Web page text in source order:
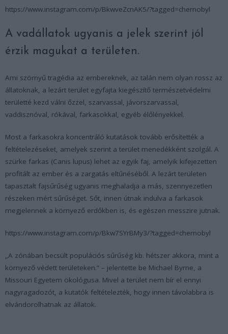
https://www.instagram.com/p/BkwveZcnAK5/?tagged=chernobyl
A vadállatok ugyanis a jelek szerint jól
érzik magukat a területen.
Ami szörnyű tragédia az embereknek, az talán nem olyan rossz az
állatoknak, a lezárt terület egyfajta kiegészítő természetvédelmi
területté kezd válni őzzel, szarvassal, jávorszarvassal,
vaddisznóval, rókával, farkasokkal, egyéb élőlényekkel.
Most a farkasokra koncentráló kutatások tovább erősítették a
feltételezéseket, amelyek szerint a terület menedékként szolgál. A
szürke farkas (Canis lupus) lehet az egyik faj, amelyik kifejezetten
profitált az ember és a zargatás eltűnéséből. A lezárt területen
tapasztalt fajsűrűség ugyanis meghaladja a más, szennyezetlen
részeken mért sűrűséget. Sőt, innen útnak indulva a farkasok
megjelennek a környező erdőkben is, és egészen messzire jutnak.
https://www.instagram.com/p/Bkw7SYrBMy3/?tagged=chernobyl
„A zónában becsült populációs sűrűség kb. hétszer akkora, mint a
környező védett területeken.” – jelentette be Michael Byrne, a
Missouri Egyetem ökológusa. Mivel a terület nem bír el ennyi
nagyragadozót, a kutatók feltételezték, hogy innen távolabbra is
elvándorolhatnak az állatok.